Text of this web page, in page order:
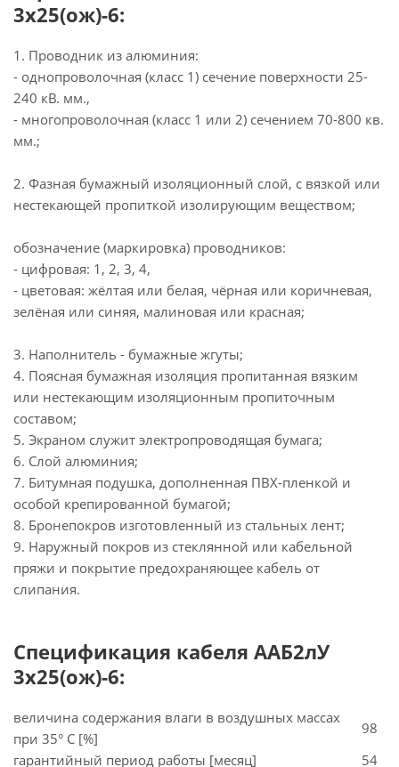
3х25(ож)-6:
1. Проводник из алюминия:
- однопроволочная (класс 1) сечение поверхности 25-
240 кВ. мм.,
- многопроволочная (класс 1 или 2) сечением 70-800 кв.
мм.;
2. Фазная бумажный изоляционный слой, с вязкой или
нестекающей пропиткой изолирующим веществом;
обозначение (маркировка) проводников:
- цифровая: 1, 2, 3, 4,
- цветовая: жёлтая или белая, чёрная или коричневая,
зелёная или синяя, малиновая или красная;
3. Наполнитель - бумажные жгуты;
4. Поясная бумажная изоляция пропитанная вязким
или нестекающим изоляционным пропиточным
составом;
5. Экраном служит электропроводящая бумага;
6. Слой алюминия;
7. Битумная подушка, дополненная ПВХ-пленкой и
особой крепированной бумагой;
8. Бронепокров изготовленный из стальных лент;
9. Наружный покров из стеклянной или кабельной
пряжи и покрытие предохраняющее кабель от
слипания.
Спецификация кабеля ААБ2лУ
3х25(ож)-6:
величина содержания влаги в воздушных массах
при 35° C [%]
98
гарантийный период работы [месяц]
54